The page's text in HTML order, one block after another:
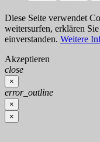
Diese Seite verwendet
weitersurfen, erklären
einverstanden. Weitere
Akzeptieren
close
×
error_outline
×
×